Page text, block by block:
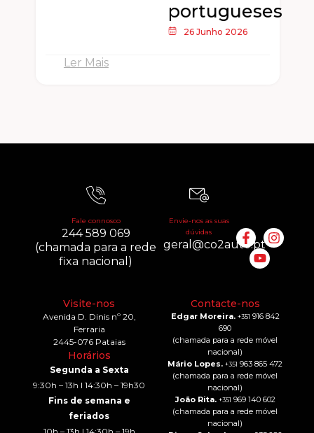
portugueses
26 Junho 2026
Ler Mais
Visite-nos
Avenida D. Dinis nº 20,
Ferraria
2445-076 Pataias
Horários
Segunda a Sexta
9:30h – 13h I 14:30h – 19h30
Fins de semana e
feriados
Contacte-nos
Edgar Moreira. +351 916 842
690
(chamada para a rede móvel
nacional)
Mário Lopes. +351 963 865 472
(chamada para a rede móvel
nacional)
João Rita. +351 969 140 602
(chamada para a rede móvel
nacional)
Fale connosco
244 589 069
(chamada para a rede
fixa nacional)
Envie-nos as suas
dúvidas
geral@co2auto.pt